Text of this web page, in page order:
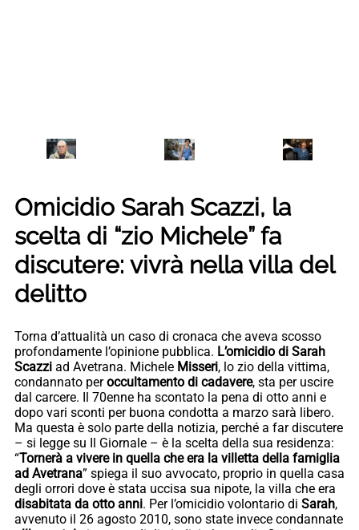
Omicidio Sarah Scazzi, la
scelta di “zio Michele” fa
discutere: vivrà nella villa del
delitto
Torna d’attualità un caso di cronaca che aveva scosso
profondamente l’opinione pubblica. L’omicidio di Sarah
Scazzi ad Avetrana. Michele Misseri, lo zio della vittima,
condannato peroccultamento di cadavere, sta per uscire
dal carcere. Il 70enne ha scontato la pena di otto anni e
dopo vari sconti per buona condotta a marzo sarà libero.
Ma questa è solo parte della notizia, perché a far discutere
– si legge su Il Giornale – è la scelta della sua residenza:
“Tornerà a vivere in quella che era la villetta della famiglia
ad Avetrana” spiega il suo avvocato, proprio in quella casa
degli orrori dove è stata uccisa sua nipote, la villa che era
disabitata da otto anni. Per l’omicidio volontario di Sarah,
avvenuto il 26 agosto 2010, sono state invece condannate